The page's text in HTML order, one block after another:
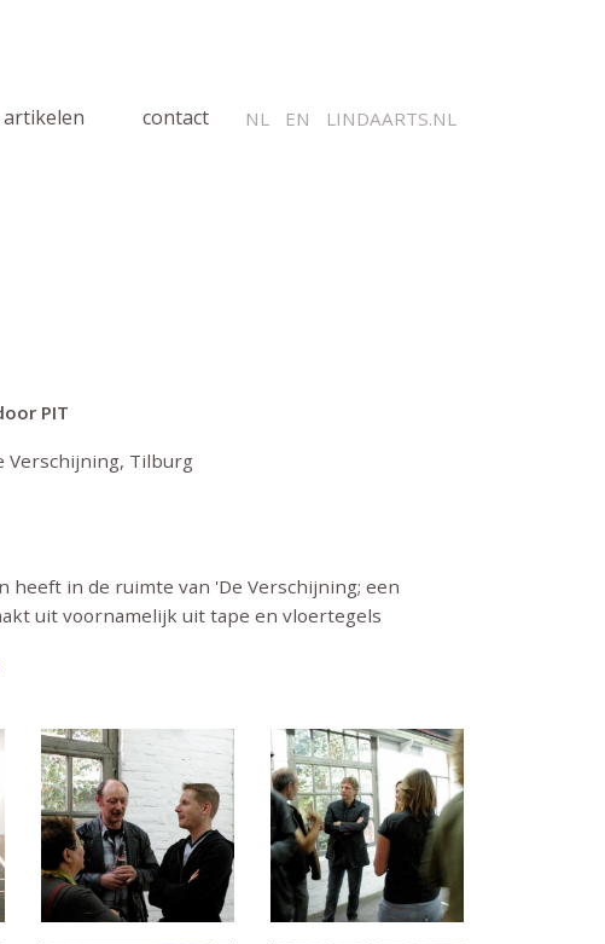
artikelen contact NL EN LINDAARTS.NL
PIT
Verschijning, Tilburg
heeft in de ruimte van 'De Verschijning; een
uit voornamelijk uit tape en vloertegels